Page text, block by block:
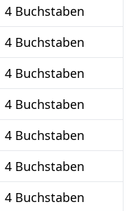
4 Buchstaben
4 Buchstaben
4 Buchstaben
4 Buchstaben
4 Buchstaben
4 Buchstaben
4 Buchstaben